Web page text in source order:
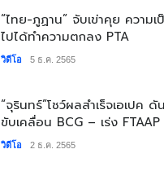
“ไทย-ภูฏาน” จับเข่าคุย ความเ
ไปได้ทำความตกลง PTA
วิดีโอ 5 ธ.ค. 2565
“จุรินทร์”โชว์ผลสำเร็จเอเปค ดัน
ขับเคลื่อน BCG – เร่ง FTAAP
วิดีโอ 2 ธ.ค. 2565